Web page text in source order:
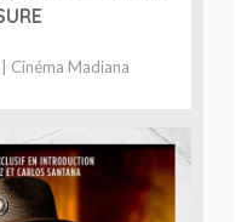
Cinéma Madiana